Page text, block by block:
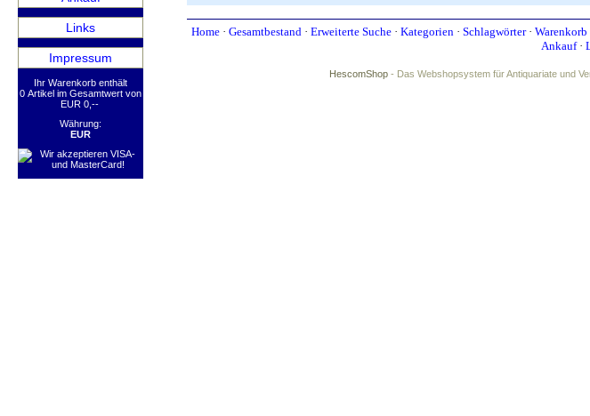
Links
Impressum
Ihr Warenkorb enthält
0 Artikel im Gesamtwert von
EUR 0,--
Währung:
EUR
Home· Gesamtbestand· Erweiterte Suche· Kategorien· Schlagwörter· Warenkorb
Ankauf·
HescomShop - Das Webshopsystem für Antiquariate und